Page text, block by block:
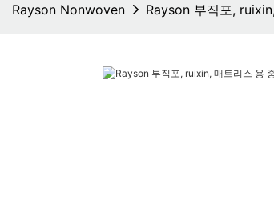
Rayson Nonwoven Rayson 부직포,